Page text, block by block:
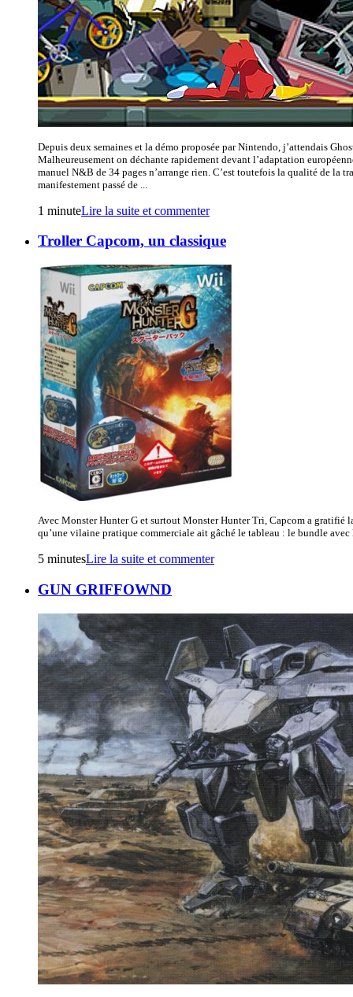
Depuis deux semaines et la démo proposée par Nintendo, j’attendais
Malheureusement on déchante rapidement devant l’adaptation
manuel N&B de 34 pages n’arrange rien. C’est toutefois la qualité de la
manifestement passé de ...
1 minuteLire la suite et commenter
Troller Capcom, un classique
Avec Monster Hunter G et surtout Monster Hunter Tri, Capcom a gratifié
qu’une vilaine pratique commerciale ait gâché le tableau : le bundle
5 minutesLire la suite et commenter
GUN GRIFFOWND